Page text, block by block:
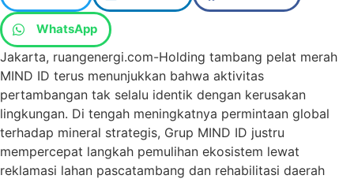
WhatsApp
Jakarta, ruangenergi.com-Holding tambang pelat merah
MIND ID terus menunjukkan bahwa aktivitas
pertambangan tak selalu identik dengan kerusakan
lingkungan. Di tengah meningkatnya permintaan global
terhadap mineral strategis, Grup MIND ID justru
mempercepat langkah pemulihan ekosistem lewat
reklamasi lahan pascatambang dan rehabilitasi daerah